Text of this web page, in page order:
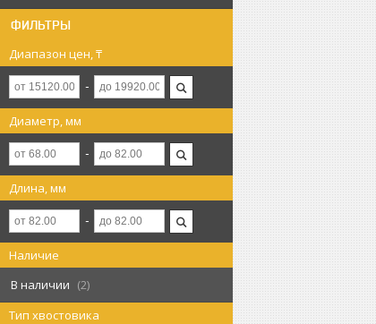
ФИЛЬТРЫ
Диапазон цен, ₸
Диаметр, мм
Длина, мм
Наличие
В наличии
2
Тип хвостовика